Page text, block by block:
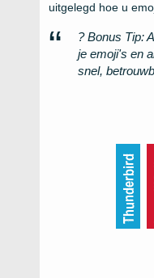
uitgelegd hoe u
?Bonus Tip:
je emoji's en
snel,